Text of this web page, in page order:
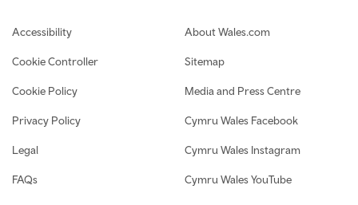
Footer navigation
Accessibility
Cookie Controller
Cookie Policy
Privacy Policy
Legal
FAQs
About Wales.com
Sitemap
Media and Press Centre
Cymru Wales Facebook
Cymru Wales Instagram
Cymru Wales YouTube